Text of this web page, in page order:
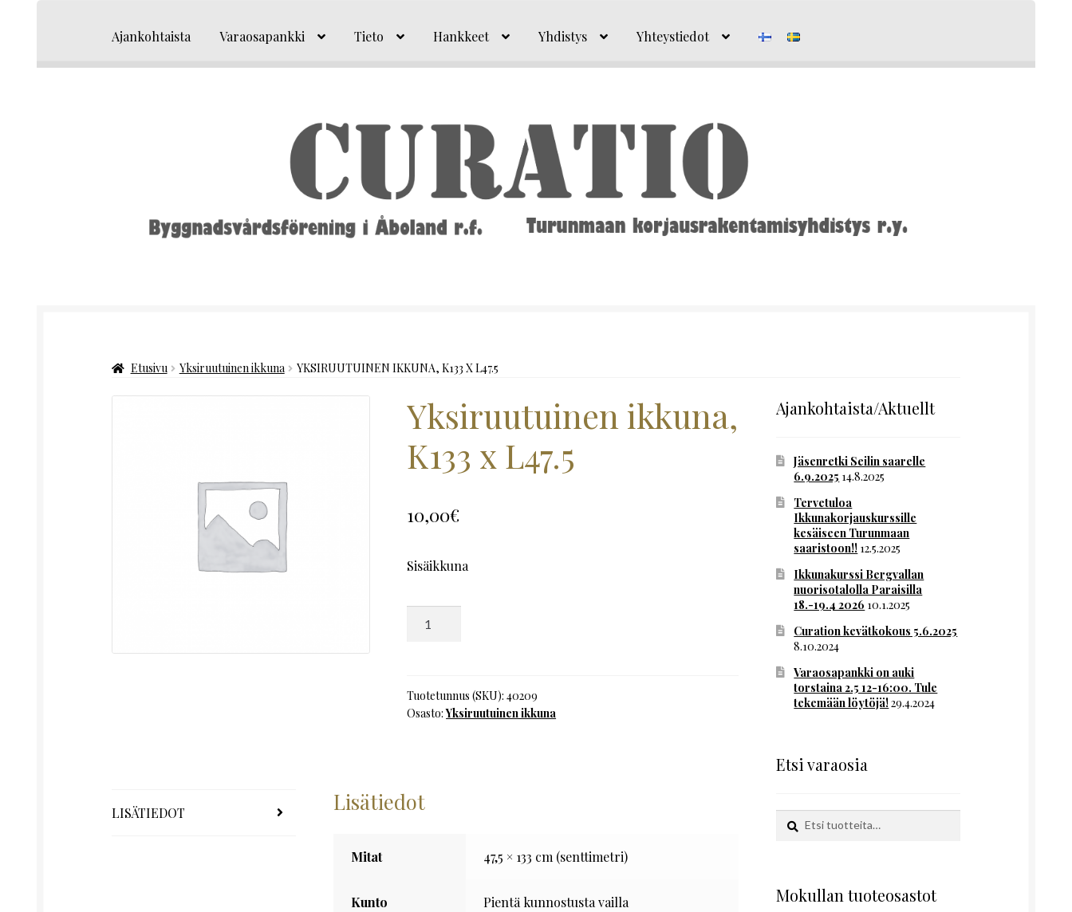
navigointiin
sisältöön
Ajankohtaista Varaosapankki Tieto Hankkeet Yhdistys Yhteystiedot
Etusivu Yksiruutuinen ikkuna YKSIRUUTUINEN IKKUNA, K133 X L47.5
Yksiruutuinen ikkuna,
K133 x L47.5
10,00€
Sisäikkuna
L47.5
määrä
Tuotetunnus (SKU):40209
Osasto:Yksiruutuinen ikkuna
LISÄTIEDOT Lisätiedot
Mitat 47,5 × 133 cm (senttimetri)
Kunto Pientä kunnostusta vailla
Ajankohtaista/Aktuellt
Jäsenretki Seilin saarelle
6.9.2025 14.8.2025
Tervetuloa
Ikkunakorjauskurssille
kesäiseen Turunmaan
saaristoon!! 12.5.2025
Ikkunakurssi Bergvallan
nuorisotalolla Paraisilla
18.-19.4 2026 10.1.2025
Curation kevätkokous 5.6.2025
8.10.2024
Varaosapankki on auki
torstaina 2.5 12-16:00. Tule
tekemään löytöjä!29.4.2024
Etsi varaosia
Etsi:
Haku
Mokullan tuoteosastot